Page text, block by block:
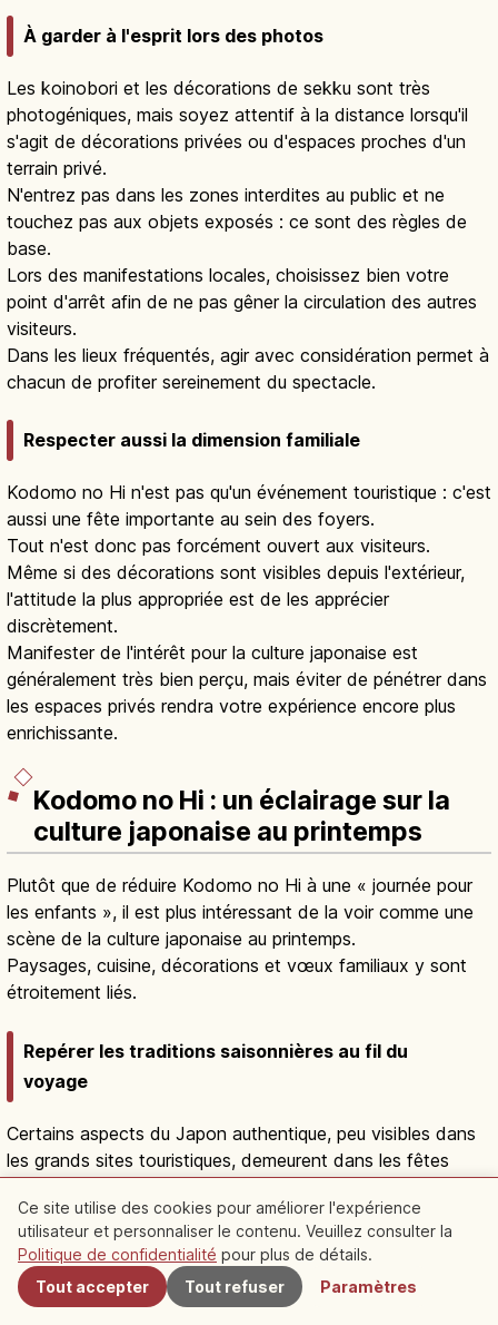
À garder à l'esprit lors des photos
Les koinobori et les décorations de sekku sont très
photogéniques, mais soyez attentif à la distance lorsqu'il
s'agit de décorations privées ou d'espaces proches d'un
terrain privé.
N'entrez pas dans les zones interdites au public et ne
touchez pas aux objets exposés : ce sont des règles de
base.
Lors des manifestations locales, choisissez bien votre
point d'arrêt afin de ne pas gêner la circulation des autres
visiteurs.
Dans les lieux fréquentés, agir avec considération permet à
chacun de profiter sereinement du spectacle.
Respecter aussi la dimension familiale
Kodomo no Hi n'est pas qu'un événement touristique : c'est
aussi une fête importante au sein des foyers.
Tout n'est donc pas forcément ouvert aux visiteurs.
Même si des décorations sont visibles depuis l'extérieur,
l'attitude la plus appropriée est de les apprécier
discrètement.
Manifester de l'intérêt pour la culture japonaise est
généralement très bien perçu, mais éviter de pénétrer dans
les espaces privés rendra votre expérience encore plus
enrichissante.
Kodomo no Hi : un éclairage sur la
culture japonaise au printemps
Plutôt que de réduire Kodomo no Hi à une « journée pour
les enfants », il est plus intéressant de la voir comme une
scène de la culture japonaise au printemps.
Paysages, cuisine, décorations et vœux familiaux y sont
étroitement liés.
Repérer les traditions saisonnières au fil du
voyage
Certains aspects du Japon authentique, peu visibles dans
les grands sites touristiques, demeurent dans les fêtes
Kodomo no Hi en est une porte d'entrée parfaite : elle
reflète à la fois le mode de vie local et le sens des saisons.
Même sans grand événement, un petit kabuto en vitrine ou
un koinobori flottant dans le vent peut suffire à créer un
À proximité
Ce site utilise des cookies pour améliorer l'expérience
utilisateur et personnaliser le contenu. Veuillez consulter la
Politique de confidentialité pour plus de détails.
Tout accepter
Tout refuser Paramètres